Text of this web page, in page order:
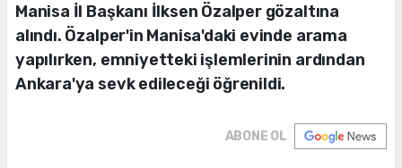
Manisa İl Başkanı İlksen Özalper gözaltına
alındı. Özalper'in Manisa'daki evinde arama
yapılırken, emniyetteki işlemlerinin ardından
Ankara'ya sevk edileceği öğrenildi.
ABONE OL